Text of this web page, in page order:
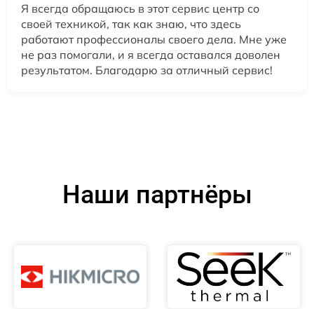
Я всегда обращаюсь в этот сервис центр со
своей техникой, так как знаю, что здесь
работают профессионалы своего дела. Мне уже
не раз помогали, и я всегда оставался доволен
результатом. Благодарю за отличный сервис!
Наши партнёры